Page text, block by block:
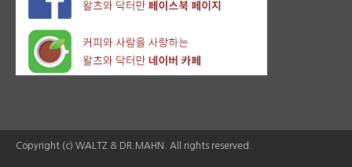
Copyright (c) WALTZ & DR.MAHN. All rights reserved.